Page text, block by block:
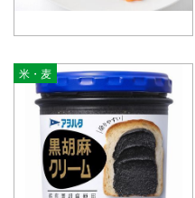
米・麦